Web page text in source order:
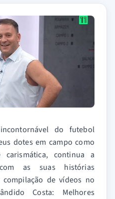
do futebol
dotes em campo como
carismática, continua a
as suas histórias
de vídeos no
Costa: Melhores